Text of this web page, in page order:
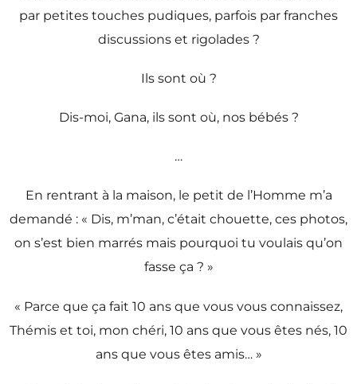
par petites touches pudiques, parfois par franches
discussions et rigolades ?
Ils sont où ?
Dis-moi, Gana, ils sont où, nos bébés ?
…
En rentrant à la maison, le petit de l’Homme m’a
demandé : « Dis, m’man, c’était chouette, ces photos,
on s’est bien marrés mais pourquoi tu voulais qu’on
fasse ça ? »
« Parce que ça fait 10 ans que vous vous connaissez,
Thémis et toi, mon chéri, 10 ans que vous êtes nés, 10
ans que vous êtes amis… »